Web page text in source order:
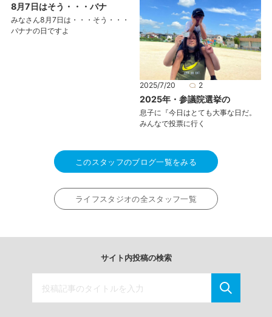
8月7日はそう・・・バナ
みなさん8月7日は・・・そう・・・
バナナの日ですよ
2025/7/20 2
2025年・参議院選挙の
息子に『今日はとても大事な日だ。
みんなで投票に行く
このスタッフのブログ一覧をみる
ライフスタジオの全スタッフ一覧
サイト内投稿の検索